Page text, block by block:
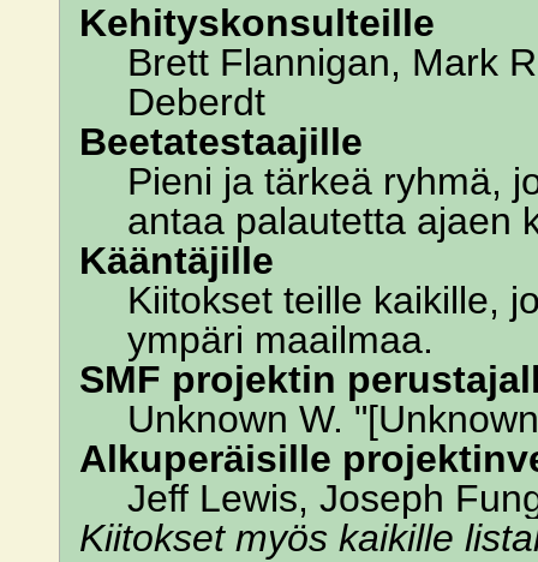
Kehityskonsulteille
Brett Flannigan, Mark
Deberdt
Beetatestaajille
Pieni ja tärkeä ryhmä,
antaa palautetta ajaen
Kääntäjille
Kiitokset teille kaikille,
ympäri maailmaa.
SMF projektin
Unknown W.
Alkuperäisille
Jeff Lewis, Joseph
Kiitokset myös kaikille